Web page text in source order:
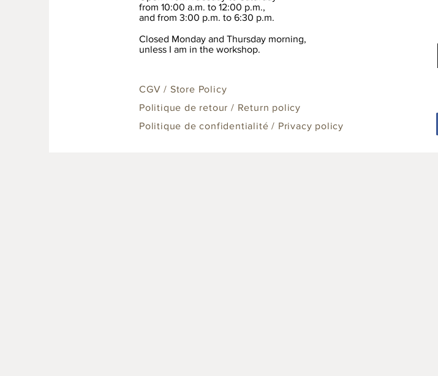
from 10:00 a.m. to 12:00 p.m.,
and from 3:00 p.m. to 6:30 p.m.
Closed Monday and Thursday morning,
unless I am in the workshop.
CGV / Store Policy
Politique de retour / Return policy
Politique de confidentialité / Privacy policy